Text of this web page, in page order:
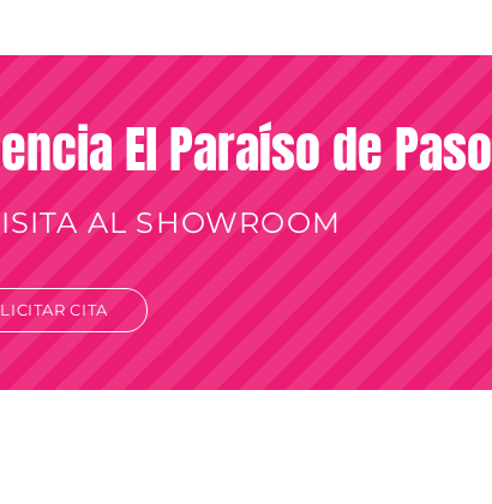
El Paraíso de Paso
AL SHOWROOM
CITA